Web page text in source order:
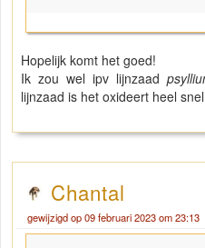
Hopelijk komt het goed!
Ik zou wel ipv lijnzaad
lijnzaad is het oxideert heel
Chantal
gewijzigd op 09 februari 2023 om 23:13